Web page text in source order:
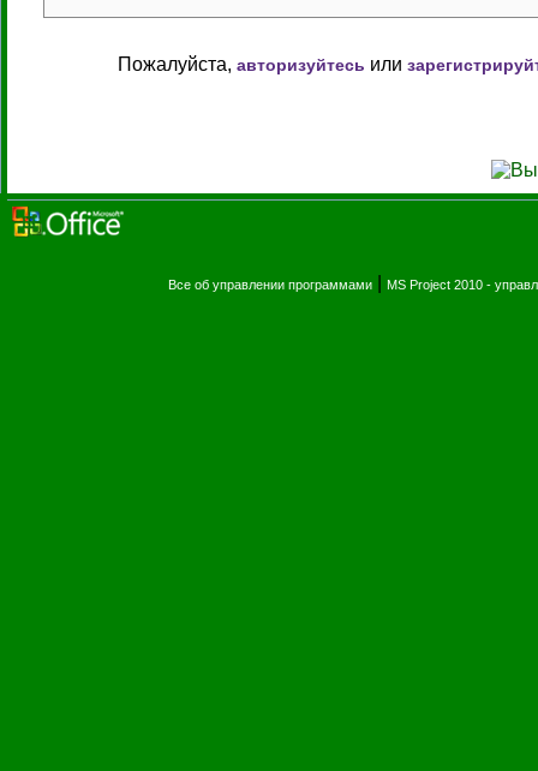
Пожалуйста, авторизуйтесь или
Все об управлении программами MS Project 2010 -